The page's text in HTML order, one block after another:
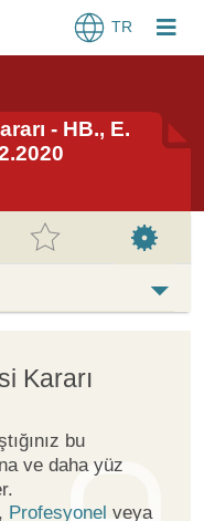
TR
- HB., E.
Kararı
bu
ve daha yüz
, Profesyonel veya